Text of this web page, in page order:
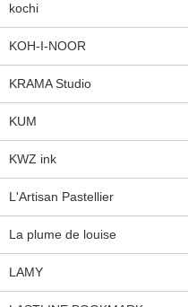
kochi
KOH-I-NOOR
KRAMA Studio
KUM
KWZ ink
L'Artisan Pastellier
La plume de louise
LAMY